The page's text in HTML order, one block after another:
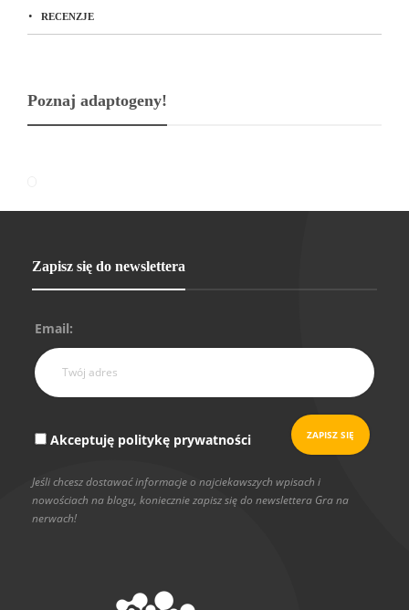
RECENZJE
Poznaj adaptogeny!
Zapisz się do newslettera
Email:
Akceptuję politykę prywatności
Jeśli chcesz dostawać informacje o najciekawszych wpisach i
nowościach na blogu, koniecznie zapisz się do newslettera Gra na
nerwach!